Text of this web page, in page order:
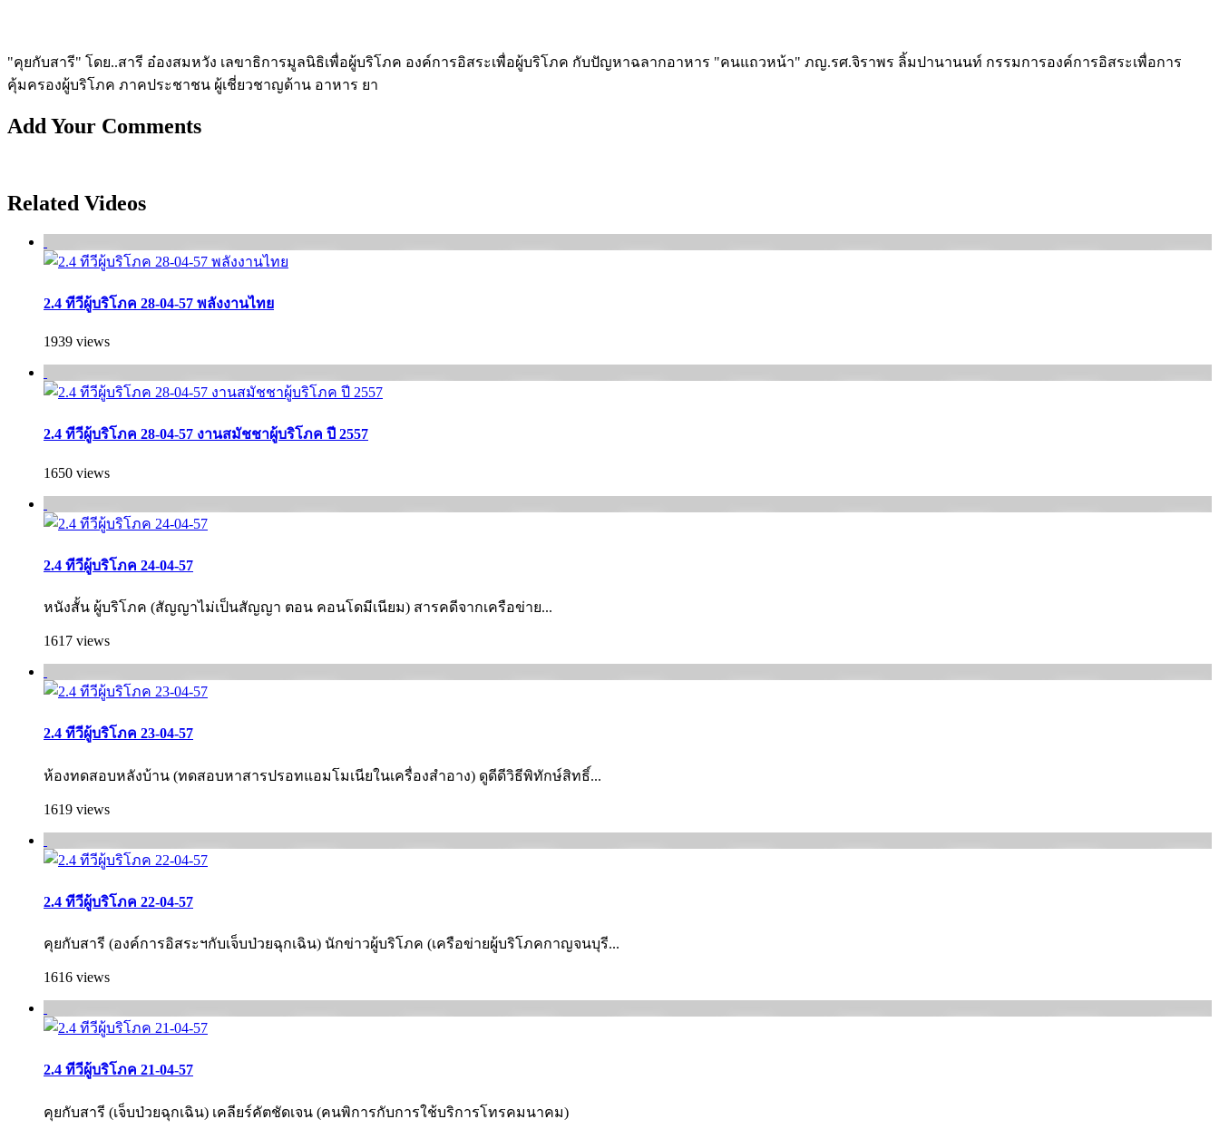
"คุยกับสารี" โดย..สารี อ๋องสมหวัง เลขาธิการมูลนิธิเพื่อผู้บริโภค องค์การอิสระเพื่อผู้บริโภค กับปัญหาฉลากอาหาร "คนแถวหน้า" ภญ.รศ.จิราพร ลิ้มปานานนท์ กรรมการองค์การอิสระเพื่อการ
คุ้มครองผู้บร­ิโภค ภาคประชาชน ผู้เชี่ยวชาญด้าน อาหาร ยา
Add Your Comments
Related Videos
2.4 ทีวีผู้บริโภค 28-04-57 พลังงานไทย
1939 views
2.4 ทีวีผู้บริโภค 28-04-57 งานสมัชชาผู้บริโภค ปี 2557
1650 views
2.4 ทีวีผู้บริโภค 24-04-57
หนังสั้น ผู้บริโภค (สัญญาไม่เป็นสัญญา ตอน คอนโดมีเนียม) สารคดีจากเครือข่าย...
1617 views
2.4 ทีวีผู้บริโภค 23-04-57
ห้องทดสอบหลังบ้าน (ทดสอบหาสารปรอทแอมโมเนียในเครื่องสำอาง) ดูดีดีวิธีพิทักษ์สิทธิ์...
1619 views
2.4 ทีวีผู้บริโภค 22-04-57
คุยกับสารี (องค์การอิสระฯกับเจ็บป่วยฉุกเฉิน) นักข่าวผู้บริโภค (เครือข่ายผู้บริโภคกาญจนบุรี...
1616 views
2.4 ทีวีผู้บริโภค 21-04-57
คุยกับสารี (เจ็บป่วยฉุกเฉิน) เคลียร์คัตชัดเจน (คนพิการกับการใช้บริการโทรคมนาคม)